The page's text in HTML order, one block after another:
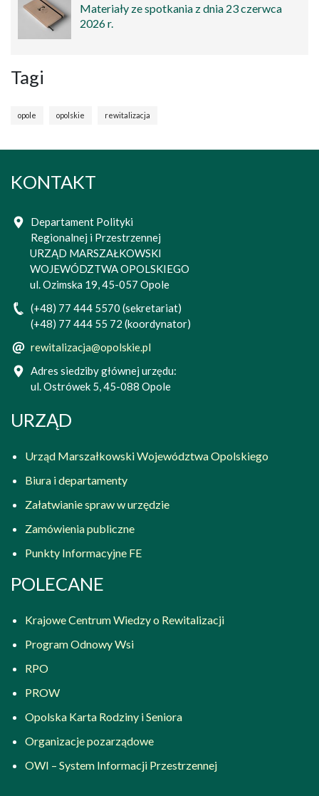
Materiały ze spotkania z dnia 23 czerwca
2026 r.
Tagi
opole opolskie rewitalizacja
KONTAKT
Departament Polityki
Regionalnej i Przestrzennej
URZĄD MARSZAŁKOWSKI
WOJEWÓDZTWA OPOLSKIEGO
ul. Ozimska 19, 45-057 Opole
(+48) 77 444 5570 (sekretariat)
(+48) 77 444 55 72 (koordynator)
rewitalizacja@opolskie.pl
Adres siedziby głównej urzędu:
ul. Ostrówek 5, 45-088 Opole
URZĄD
Urząd Marszałkowski Województwa Opolskiego
Biura i departamenty
Załatwianie spraw w urzędzie
Zamówienia publiczne
Punkty Informacyjne FE
POLECANE
Krajowe Centrum Wiedzy o Rewitalizacji
Program Odnowy Wsi
RPO
PROW
Opolska Karta Rodziny i Seniora
Organizacje pozarządowe
OWI – System Informacji Przestrzennej